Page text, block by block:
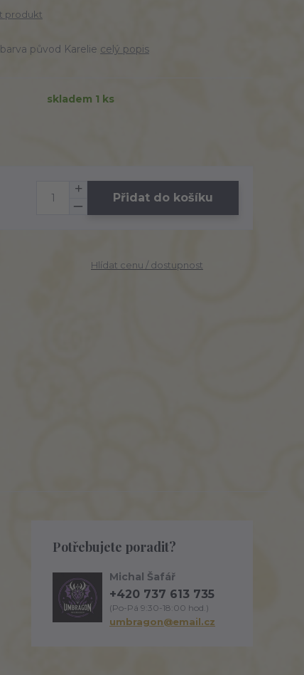
produkt
původ Karelie celý popis
skladem 1 ks
Přidat do košíku
Hlídat cenu / dostupnost
Potřebujete poradit?
Michal Šafář
+420 737 613 735
(Po-Pá 9:30-18:00 hod.)
umbragon@email.cz